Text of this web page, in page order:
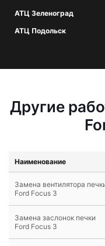
АТЦ Зеленоград
АТЦ Подольск
Другие
Наименование
Замена вентилятора
Ford Focus 3
Замена заслонок печки
Ford Focus 3